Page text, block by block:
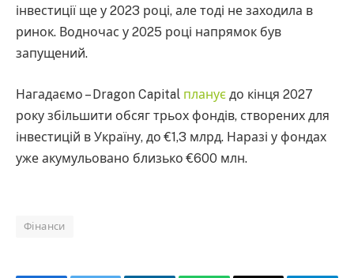
інвестиції ще у 2023 році, але тоді не заходила в
ринок. Водночас у 2025 році напрямок був
запущений.
Нагадаємо – Dragon Capital планує до кінця 2027
року збільшити обсяг трьох фондів, створених для
інвестицій в Україну, до €1,3 млрд. Наразі у фондах
уже акумульовано близько €600 млн.
Фінанси